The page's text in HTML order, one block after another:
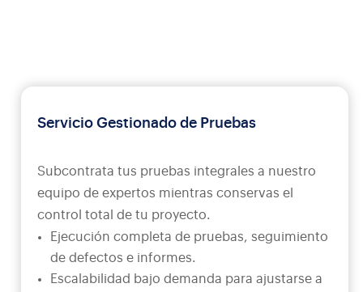
Servicio Gestionado de Pruebas
Subcontrata tus pruebas integrales a nuestro
equipo de expertos mientras conservas el
control total de tu proyecto.
Ejecución completa de pruebas, seguimiento
de defectos e informes.
Escalabilidad bajo demanda para ajustarse a